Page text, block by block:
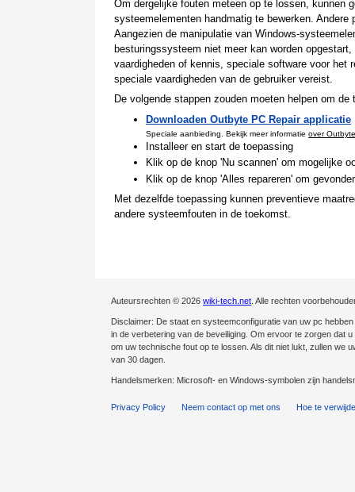
Om dergelijke fouten meteen op te lossen, kunnen
systeemelementen handmatig te bewerken.
Aangezien de manipulatie van Windows-
besturingssysteem niet meer kan worden
vaardigheden of kennis, speciale software voor het
speciale vaardigheden van de gebruiker vereist.
De volgende stappen zouden moeten helpen om
Downloaden Outbyte PC Repair applicatie
Speciale aanbieding. Bekijk meer informatie over Outbyte
Installeer en start de toepassing
Klik op de knop 'Nu scannen' om mogelijke
Klik op de knop 'Alles repareren' om
Met dezelfde toepassing kunnen preventieve
andere systeemfouten in de toekomst.
Auteursrechten © 2026 wiki-tech.net . Alle rechten
Disclaimer: De staat en systeemconfiguratie van uw pc
in de verbetering van de beveiliging. Om ervoor te zorgen dat
om uw technische fout op te lossen. Als dit niet lukt, zullen we
van 30 dagen.
Handelsmerken: Microsoft- en Windows-symbolen zijn
Privacy Policy Neem contact op met ons Hoe te